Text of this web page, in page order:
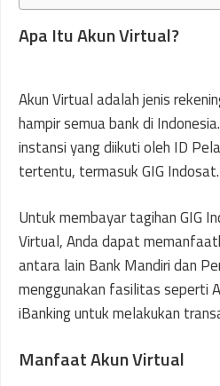
Apa Itu Akun Virtual?
Akun Virtual adalah jenis
hampir semua bank di
instansi yang diikuti oleh ID
tertentu, termasuk GIG Indosat.
Untuk membayar tagihan GIG
Virtual, Anda dapat
antara lain Bank Mandiri dan
menggunakan fasilitas seperti
iBanking untuk melakukan
Manfaat Akun Virtual